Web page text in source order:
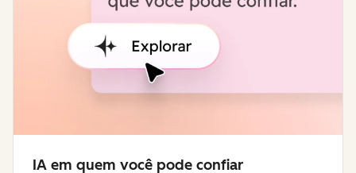
IA em quem você pode confiar